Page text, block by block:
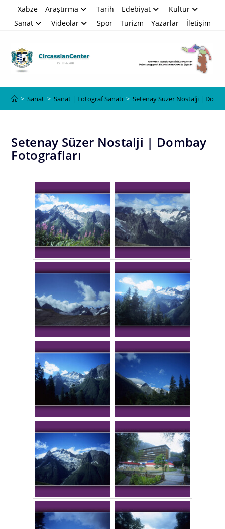
Xabze Araştırma Tarih Edebiyat
Kültür
Sanat
Videolar Spor Turizm Yazarlar İletişim
> Sanat > Sanat | Fotograf Sanatı > Setenay Süzer Nostalji |
Setenay Süzer Nostalji | Dombay
Fotografları